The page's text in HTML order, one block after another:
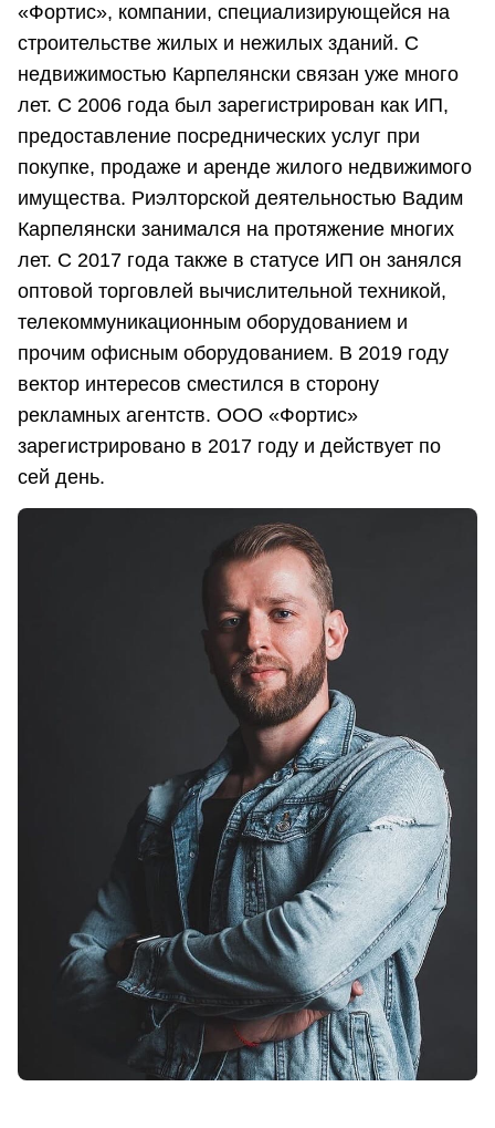
«Фортис», компании, специализирующейся на
строительстве жилых и нежилых зданий. С
недвижимостью Карпелянски связан уже много
лет. С 2006 года был зарегистрирован как ИП,
предоставление посреднических услуг при
покупке, продаже и аренде жилого недвижимого
имущества. Риэлторской деятельностью Вадим
Карпелянски занимался на протяжение многих
лет. С 2017 года также в статусе ИП он занялся
оптовой торговлей вычислительной техникой,
телекоммуникационным оборудованием и
прочим офисным оборудованием. В 2019 году
вектор интересов сместился в сторону
рекламных агентств. ООО «Фортис»
зарегистрировано в 2017 году и действует по
сей день.